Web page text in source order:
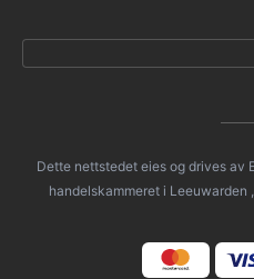
Dette nettstedet eies og drives av
handelskammeret i